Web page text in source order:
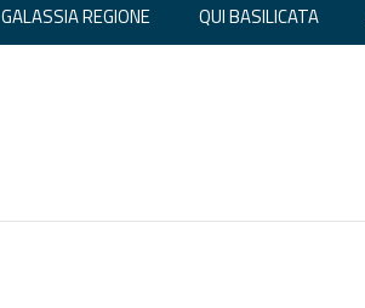
GALASSIA REGIONE QUI BASILICATA